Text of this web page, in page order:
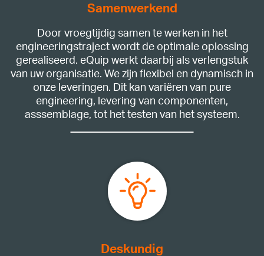
Samenwerkend
Door vroegtijdig samen te werken in het
engineeringstraject wordt de optimale oplossing
gerealiseerd. eQuip werkt daarbij als verlengstuk
van uw organisatie. We zijn flexibel en dynamisch in
onze leveringen. Dit kan variëren van pure
engineering, levering van componenten,
asssemblage, tot het testen van het systeem.
Deskundig